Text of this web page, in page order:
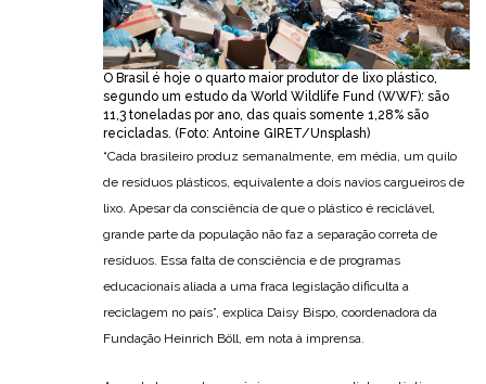
O Brasil é hoje o quarto maior produtor de lixo plástico,
segundo um estudo da World Wildlife Fund (WWF): são
11,3 toneladas por ano, das quais somente 1,28% são
recicladas. (Foto: Antoine GIRET/Unsplash)
“Cada brasileiro produz semanalmente, em média, um quilo
de resíduos plásticos, equivalente a dois navios cargueiros de
lixo. Apesar da consciência de que o plástico é reciclável,
grande parte da população não faz a separação correta de
resíduos. Essa falta de consciência e de programas
educacionais aliada a uma fraca legislação dificulta a
reciclagem no país”, explica Daisy Bispo, coordenadora da
Fundação Heinrich Böll, em nota à imprensa.